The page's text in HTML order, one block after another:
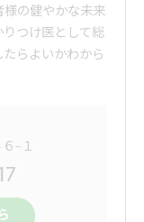
の健やかな未来
つけ医として総
らよいかわから
−１